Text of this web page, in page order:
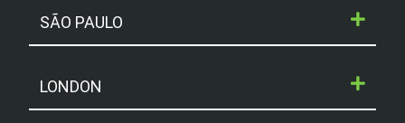
SÃO PAULO
LONDON